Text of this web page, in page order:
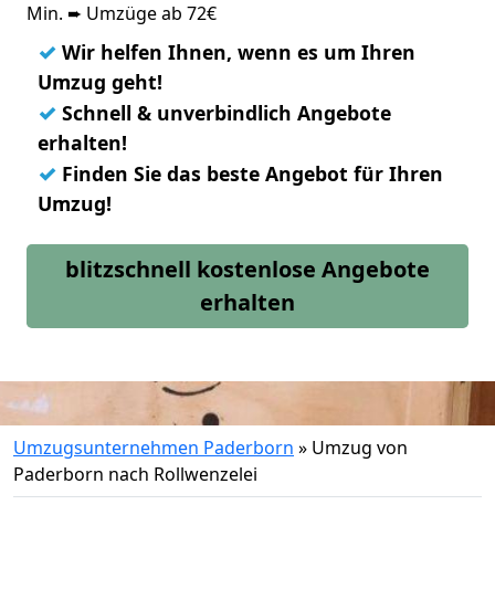
Min. ➨ Umzüge ab 72€
✓ Wir helfen Ihnen, wenn es um Ihren
Umzug geht!
✓ Schnell & unverbindlich Angebote
erhalten!
✓ Finden Sie das beste Angebot für Ihren
Umzug!
blitzschnell kostenlose Angebote
erhalten
Umzugsunternehmen Paderborn » Umzug von
Paderborn nach Rollwenzelei